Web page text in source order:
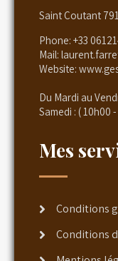
Saint Coutant
Phone: +33
Mail:
Website:
Du Mardi au
Samedi : ( 10h00
Mes
Conditions
Conditions